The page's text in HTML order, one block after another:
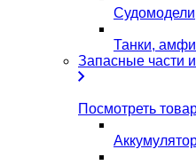
Судомодели
Танки,
Запасные части
Посмотреть